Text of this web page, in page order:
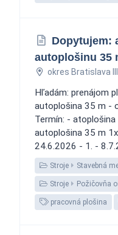
Dopytujem:
autoplošinu 35
okres Bratislava III
Hľadám: prenájom
autoplošina 35 m -
Termín: -
autoplošina 35 m
24.6.2026 - 1. -
Stroje Stavebná
Stroje Požičovňa
pracovná plošina